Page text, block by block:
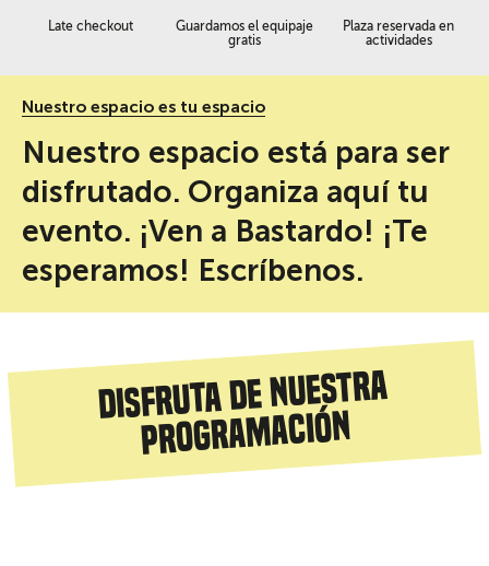
Late checkout
Guardamos el equipaje
gratis
Plaza reservada en
actividades
Nuestro espacio es tu espacio
Nuestro espacio está para ser
disfrutado. Organiza aquí tu
evento. ¡Ven a Bastardo! ¡Te
esperamos! Escríbenos.
Disfruta de nuestra
programación